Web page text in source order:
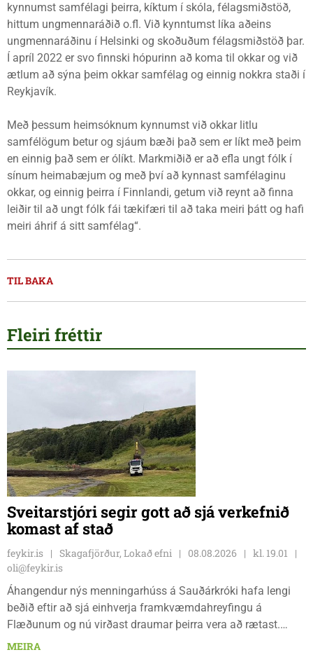
kynnumst samfélagi þeirra, kíktum í skóla, félagsmiðstöð,
hittum ungmennaráðið o.fl. Við kynntumst líka aðeins
ungmennaráðinu í Helsinki og skoðuðum félagsmiðstöð þar.
Í apríl 2022 er svo finnski hópurinn að koma til okkar og við
ætlum að sýna þeim okkar samfélag og einnig nokkra staði í
Reykjavík.
Með þessum heimsóknum kynnumst við okkar litlu
samfélögum betur og sjáum bæði það sem er líkt með þeim
en einnig það sem er ólíkt. Markmiðið er að efla ungt fólk í
sínum heimabæjum og með því að kynnast samfélaginu
okkar, og einnig þeirra í Finnlandi, getum við reynt að finna
leiðir til að ungt fólk fái tækifæri til að taka meiri þátt og hafi
meiri áhrif á sitt samfélag“.
TIL BAKA
Fleiri fréttir
Sveitarstjóri segir gott að sjá verkefnið
komast af stað
feykir.is Skagafjörður, Lokað efni 08.08.2026
kl. 19.01
oli@feykir.is
Áhangendur nýs menningarhúss á Sauðárkróki hafa lengi
beðið eftir að sjá einhverja framkvæmdahreyfingu á
Flæðunum og nú virðast draumar þeirra vera að rætast.
Þórður Hansen mætti með tæki og tól og hóf
MEIRA